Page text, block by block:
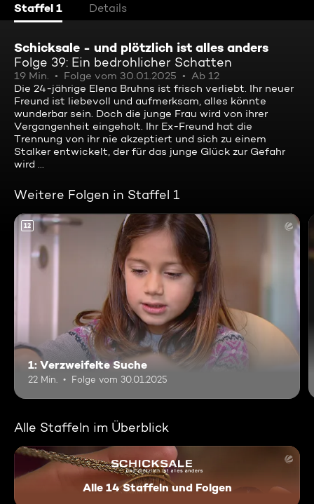
Staffel 1 Details
Schicksale - und plötzlich ist alles anders
Folge 39: Ein bedrohlicher Schatten
19 Min. Folge vom 30.01.2025
Ab 12
Die 24-jährige Elena Bruhns ist frisch verliebt. Ihr neuer
Freund ist liebevoll und aufmerksam, alles könnte
wunderbar sein. Doch die junge Frau wird von ihrer
Vergangenheit eingeholt. Ihr Ex-Freund hat die
Trennung von ihr nie akzeptiert und sich zu einem
Stalker entwickelt, der für das junge Glück zur Gefahr
wird ...
Weitere Folgen in Staffel 1
12
1: Verzweifelte Suche
22 Min. Folge vom 30.01.2025
Alle Staffeln im Überblick
Schicksale - und plötzlich ist
Alle 14 Staffeln und Folgen